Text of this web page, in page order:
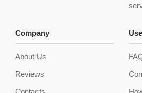
Company
About Us
Reviews